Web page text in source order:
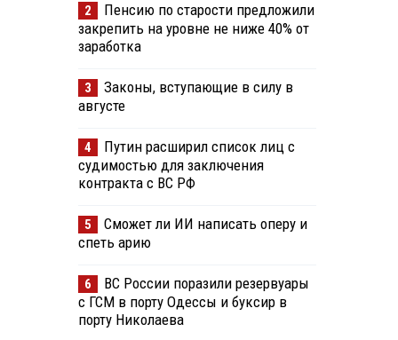
2
Пенсию по старости предложили
закрепить на уровне не ниже 40% от
заработка
3
Законы, вступающие в силу в
августе
4
Путин расширил список лиц с
судимостью для заключения
контракта с ВС РФ
5
Сможет ли ИИ написать оперу и
спеть арию
6
ВС России поразили резервуары
с ГСМ в порту Одессы и буксир в
порту Николаева